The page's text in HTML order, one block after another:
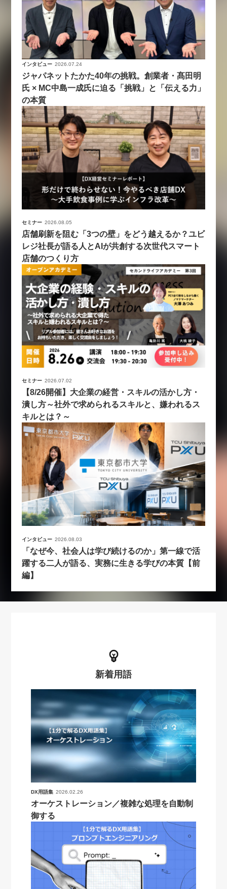
インタビュー 2026.07.24
ジャパネットたかた40年の挑戦。創業者・髙田明
氏 × MC中島一成氏に迫る「挑戦」と「伝える力」
の本質
セミナー 2026.08.05
店舗刷新を阻む「3つの壁」をどう越えるか？ユビ
レジ社長が語る人とAIが共創する次世代スマート
店舗のつくり方
セミナー 2026.07.02
【8/26開催】大企業の経営・スキルの活かし方・
潰し方～社外で求められるスキルと、嫌われるス
キルとは？～
インタビュー 2026.08.03
「なぜ今、社会人は学び続けるのか」第一線で活
躍する二人が語る、実務に生きる学びの本質【前
編】
新着用語
DX用語集 2026.02.26
オーケストレーション／複雑な処理を自動制
御する